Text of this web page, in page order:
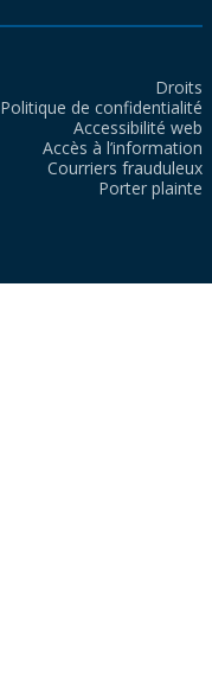
Droits
Politique de confidentialité
Accessibilité web
Accès à l’information
Courriers frauduleux
Porter plainte